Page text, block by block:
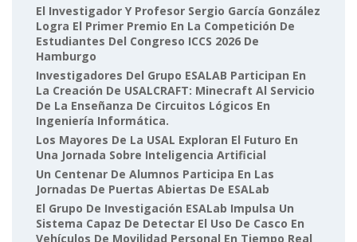
El Investigador Y Profesor Sergio García González
Logra El Primer Premio En La Competición De
Estudiantes Del Congreso ICCS 2026 De
Hamburgo
Investigadores Del Grupo ESALAB Participan En
La Creación De USALCRAFT: Minecraft Al Servicio
De La Enseñanza De Circuitos Lógicos En
Ingeniería Informática.
Los Mayores De La USAL Exploran El Futuro En
Una Jornada Sobre Inteligencia Artificial
Un Centenar De Alumnos Participa En Las
Jornadas De Puertas Abiertas De ESALab
El Grupo De Investigación ESALab Impulsa Un
Sistema Capaz De Detectar El Uso De Casco En
Vehículos De Movilidad Personal En Tiempo Real